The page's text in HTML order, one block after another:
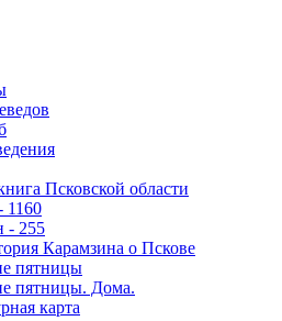
Псковской области
1160
- 255
Карамзина о Пскове
пятницы
пятницы. Дома.
карта